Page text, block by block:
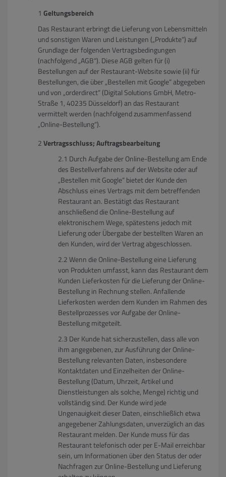
Geltungsbereich
Das Restaurant erbringt die Lieferung von Lebensmitteln
und sonstigen Waren und Leistungen („Produkte“) auf
Grundlage der folgenden Vertragsbedingungen
(nachfolgend „AGB“). Diese AGB gelten für (i)
Bestellungen auf der Restaurant-Website sowie (ii) für
Bestellungen, die über „Bestellen mit Google“ abgegeben
und von „orderdirect“ (Digital Solutions GmbH, Metro-
Straße 1, 40235 Düsseldorf) an das Restaurant
vermittelt werden (nachfolgend zusammenfassend
„Online-Bestellung“).
Vertragsschluss; Auftragsbearbeitung
Durch Aufgabe der Online-Bestellung am Ende
des Bestellverfahrens auf der Website oder auf
„Bestellen mit Google“ bietet der Kunde den
Abschluss eines Vertrags mit dem betreffenden
Restaurant an. Bestätigt das Restaurant
anschließend die Online-Bestellung auf
elektronischem Wege, spätestens jedoch mit
Lieferung oder Übergabe der bestellten Waren an
den Kunden, wird der Vertrag abgeschlossen.
Wenn die Online-Bestellung eine Lieferung
von Produkten umfasst, kann das Restaurant dem
Kunden Lieferkosten für die Lieferung der Online-
Bestellung in Rechnung stellen. Anfallende
Lieferkosten werden dem Kunden im Rahmen des
Bestellprozesses vor Aufgabe der Online-
Bestellung mitgeteilt.
Der Kunde hat sicherzustellen, dass alle von
ihm angegebenen, zur Ausführung der Online-
Bestellung relevanten Daten, insbesondere
Kontaktdaten und Einzelheiten der Online-
Bestellung (Datum, Uhrzeit, Artikel und
Dienstleistungen als solche, Menge) richtig und
vollständig sind. Der Kunde wird jede
Ungenauigkeit dieser Daten, einschließlich etwa
angegebener Zahlungsdaten, unverzüglich an das
Restaurant melden. Der Kunde muss für das
Restaurant telefonisch oder per E-Mail erreichbar
sein, um Informationen über den Status der oder
Nachfragen zur Online-Bestellung und Lieferung